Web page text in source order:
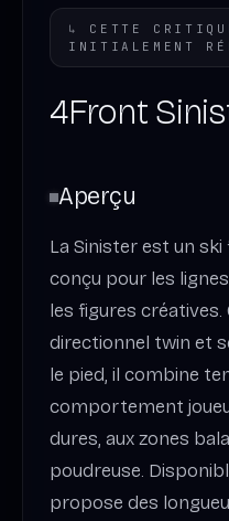
↳ CETTE
INITIALEMENT
4Front
Aperçu
La Sinister est un
conçu pour les
les figures
directionnel twin et
le pied, il combine
comportement
dures, aux zones
poudreuse.
propose des